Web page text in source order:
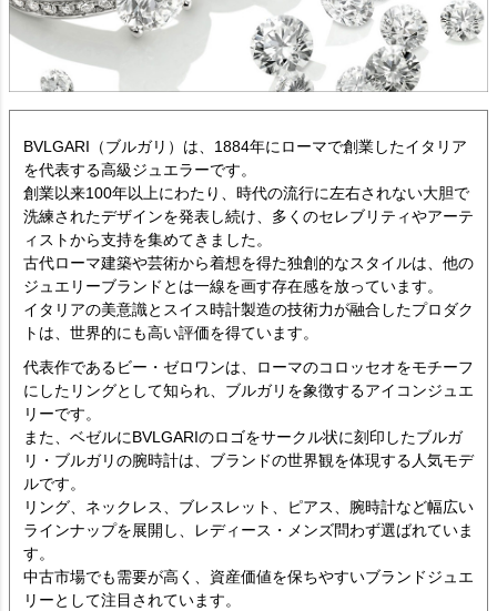
BVLGARI（ブルガリ）は、1884年にローマで創業したイタリア
を代表する高級ジュエラーです。
創業以来100年以上にわたり、時代の流行に左右されない大胆で
洗練されたデザインを発表し続け、多くのセレブリティやアーテ
ィストから支持を集めてきました。
古代ローマ建築や芸術から着想を得た独創的なスタイルは、他の
ジュエリーブランドとは一線を画す存在感を放っています。
イタリアの美意識とスイス時計製造の技術力が融合したプロダク
トは、世界的にも高い評価を得ています。
代表作であるビー・ゼロワンは、ローマのコロッセオをモチーフ
にしたリングとして知られ、ブルガリを象徴するアイコンジュエ
リーです。
また、ベゼルにBVLGARIのロゴをサークル状に刻印したブルガ
リ・ブルガリの腕時計は、ブランドの世界観を体現する人気モデ
ルです。
リング、ネックレス、ブレスレット、ピアス、腕時計など幅広い
ラインナップを展開し、レディース・メンズ問わず選ばれていま
す。
中古市場でも需要が高く、資産価値を保ちやすいブランドジュエ
リーとして注目されています。